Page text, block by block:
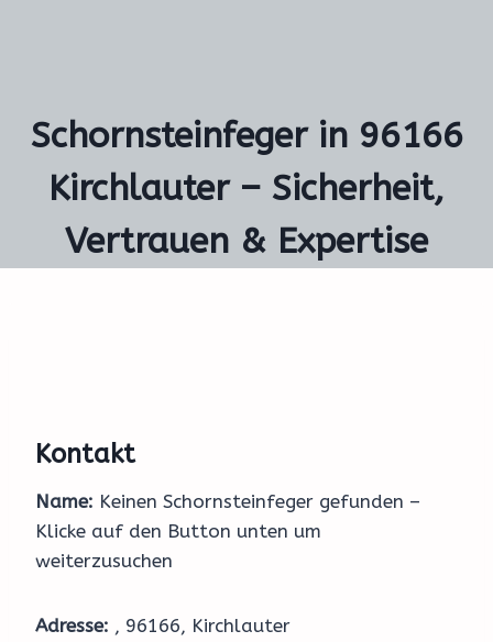
Schornsteinfeger in 96166
Kirchlauter – Sicherheit,
Vertrauen & Expertise
Kontakt
Name: Keinen Schornsteinfeger gefunden –
Klicke auf den Button unten um
weiterzusuchen
Adresse: , 96166, Kirchlauter